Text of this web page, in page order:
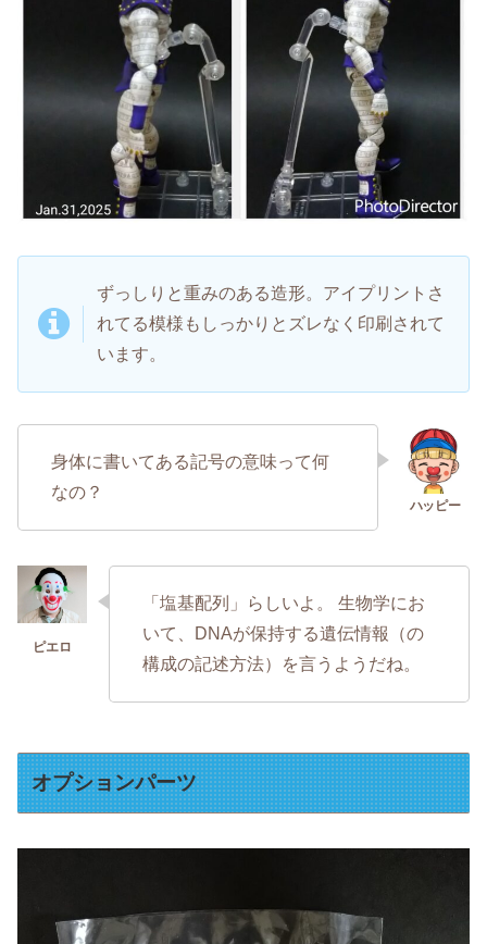
ずっしりと重みのある造形。アイプリントさ
れてる模様もしっかりとズレなく印刷されて
います。
身体に書いてある記号の意味って何
なの？
「塩基配列」らしいよ。 生物学にお
いて、DNAが保持する遺伝情報（の
構成の記述方法）を言うようだね。
オプションパーツ